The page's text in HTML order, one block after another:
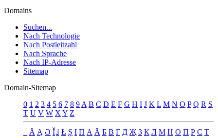
Domains
Suchen...
Nach Technologie
Nach Postleitzahl
Nach Sprache
Nach IP-Adresse
Sitemap
Domain-Sitemap
0 1 2 3 4 5 6 7 8 9 A B C D E F G H I J K L M N O P Q R S
T U V W X Y Z
Ä Ą Ə Ǐ Ʝ Ł Ș Ι Π А Ӑ Б В Г Д Җ З К Л М Н О П Р С Т